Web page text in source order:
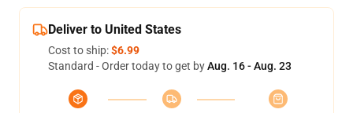
Deliver to United States
Cost to ship:$6.99
Standard - Order today to get byAug. 16 - Aug. 23